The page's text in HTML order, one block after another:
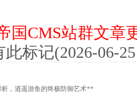
国CMS站群文章
标记(2026-06-
，逍遥游鱼的终极防御艺术**